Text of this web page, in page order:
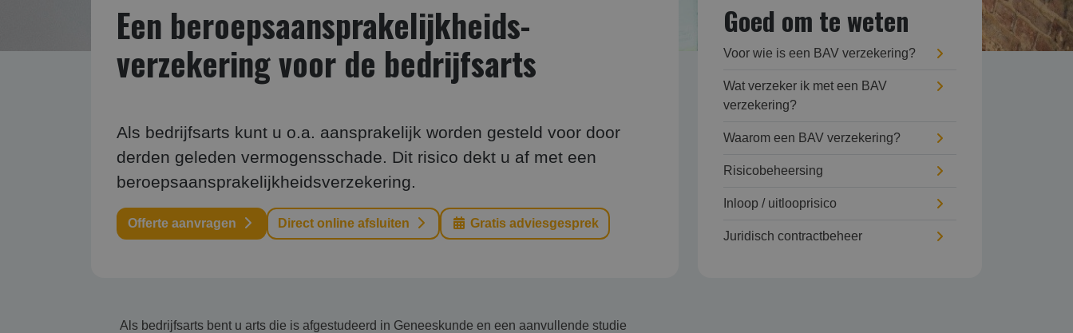
Een beroepsaansprakelijk­heids­
verzekering voor de bedrijfsarts
Als bedrijfsarts kunt u o.a. aansprakelijk worden gesteld voor door
derden geleden vermogensschade. Dit risico dekt u af met een
beroepsaansprakelijkheidsverzekering.
Offerte aanvragen Direct online afsluiten Gratis adviesgesprek
Goed om te weten
Voor wie is een BAV verzekering?
Wat verzeker ik met een BAV
verzekering?
Waarom een BAV verzekering?
Risicobeheersing
Inloop / uitlooprisico
Juridisch contractbeheer
Als bedrijfsarts bent u arts die is afgestudeerd in Geneeskunde en een aanvullende studie